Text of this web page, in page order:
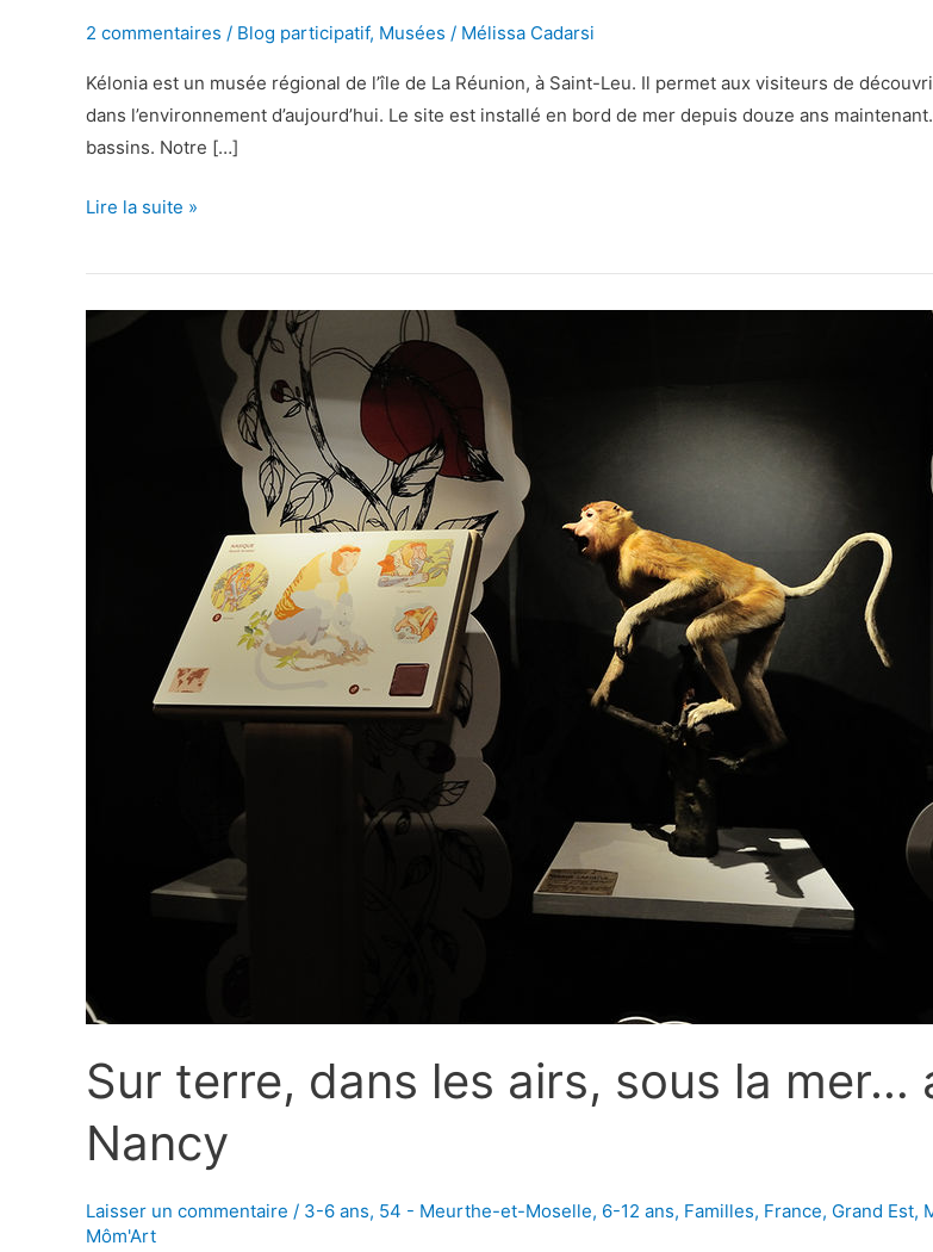
2 commentaires / Blog participatif, Musées / Mélissa Cadarsi
Kélonia est un musée régional de l’île de La Réunion, à Saint-Leu. Il permet aux visiteurs de
dans l’environnement d’aujourd’hui. Le site est installé en bord de mer depuis douze ans
bassins. Notre […]
Les
sous
Lire la suite »
Sur terre, dans les airs, sous la
Nancy
Laisser un commentaire / 3-6 ans, 54 - Meurthe-et-Moselle, 6-12 ans, Familles, France, Grand Est,
Môm'Art